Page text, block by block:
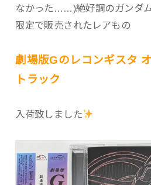
なかった……)絶好調のガンダ
限定で販売されたレアもの
劇場版Gのレコンギスタ
トラック
入荷致しました